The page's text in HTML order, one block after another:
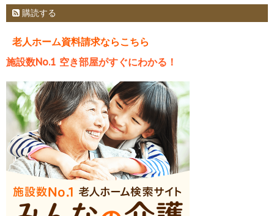
購読する
老人ホーム資料請求ならこちら
施設数No.1 空き部屋がすぐにわかる！